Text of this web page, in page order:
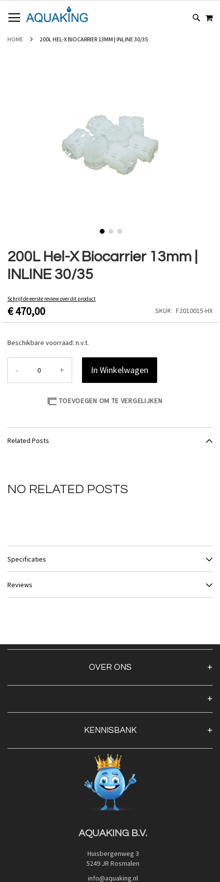
NAAR
DE
HOME 200L HEL-X BIOCARRIER 13MM | INLINE 30/35
200L Hel-X Biocarrier 13mm |
INLINE 30/35
Schrijf de eerste review over dit product
€ 470,00 SKU F2010015-HX
Beschikbare voorraad: n.v.t.
- + In Winkelwagen
TOEVOEGEN OM TE VERGELIJKEN
naar
het
begin
van
afbeeldingen-
gallerij
Related Posts
NO RELATED POSTS
Specificaties
Reviews
OVER ONS
Openingstijden
Contact
Privacy Policy
Veilig betalen met:
KENNISBANK
Blog
Advies
Red Label Filter Series
Nishikigoi-Ô
JPD Japan Pet Design
AQUAKING B.V.
Huisbergenweg 3
5249 JR Rosmalen
info@aquaking.nl